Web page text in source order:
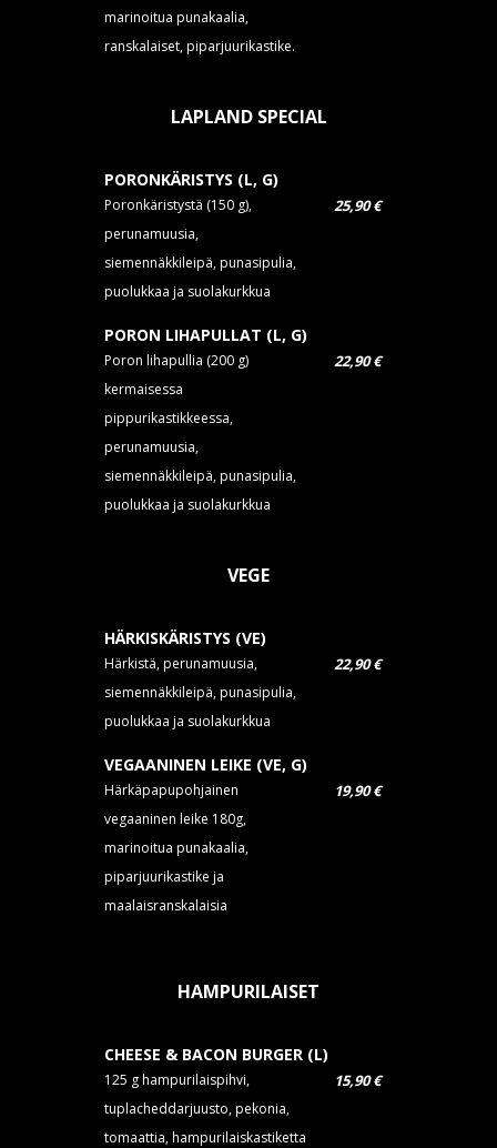
marinoitua punakaalia,
ranskalaiset, piparjuurikastike.
LAPLAND SPECIAL
PORONKÄRISTYS (L, G)
Poronkäristystä (150 g),
perunamuusia,
siemennäkkileipä, punasipulia,
puolukkaa ja suolakurkkua
25,90 €
PORON LIHAPULLAT (L, G)
Poron lihapullia (200 g)
kermaisessa
pippurikastikkeessa,
perunamuusia,
siemennäkkileipä, punasipulia,
puolukkaa ja suolakurkkua
22,90 €
VEGE
HÄRKISKÄRISTYS (VE)
Härkistä, perunamuusia,
siemennäkkileipä, punasipulia,
puolukkaa ja suolakurkkua
22,90 €
VEGAANINEN LEIKE (VE, G)
Härkäpapupohjainen
vegaaninen leike 180g,
marinoitua punakaalia,
piparjuurikastike ja
maalaisranskalaisia
19,90 €
HAMPURILAISET
CHEESE & BACON BURGER (L)
125 g hampurilaispihvi,
tuplacheddarjuusto, pekonia,
tomaattia, hampurilaiskastiketta
15,90 €